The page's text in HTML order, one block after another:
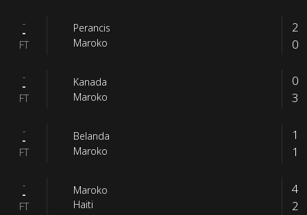
-
-
FT
Perancis
Maroko
2
0
-
-
FT
Kanada
Maroko
0
3
-
-
FT
Belanda
Maroko
1
1
-
-
FT
Maroko
Haiti
4
2